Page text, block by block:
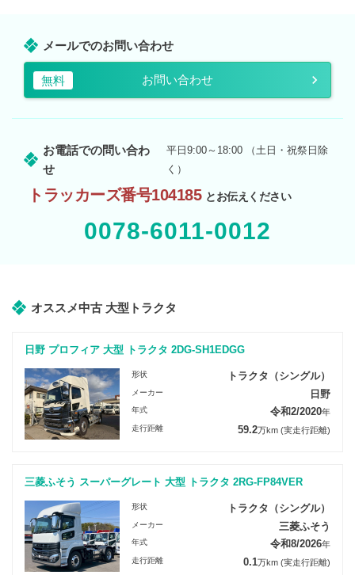
メールでのお問い合わせ
無料 お問い合わせ
お電話での問い合わ
せ
平日9:00～18:00 （土日・祝祭日除
く）
トラッカーズ番号104185 とお伝えください
0078-6011-0012
オススメ中古 大型トラクタ
日野 プロフィア 大型 トラクタ 2DG-SH1EDGG
形状 トラクタ（シングル）
メーカー 日野
年式 令和2/2020年
走行距離 59.2万km (実走行距離)
三菱ふそう スーパーグレート 大型 トラクタ 2RG-FP84VER
形状 トラクタ（シングル）
メーカー 三菱ふそう
年式 令和8/2026年
走行距離 0.1万km (実走行距離)